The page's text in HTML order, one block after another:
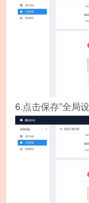
6.点击保存”全局